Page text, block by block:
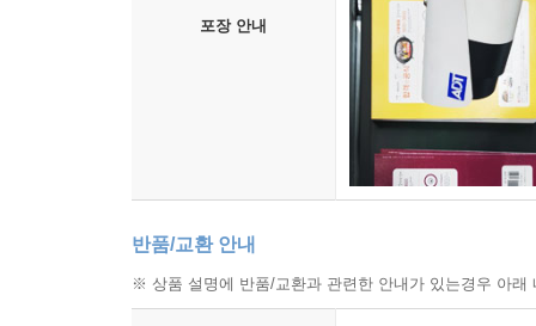
포장 안내
반품/교환 안내
※ 상품 설명에 반품/교환과 관련한 안내가 있는경우 아